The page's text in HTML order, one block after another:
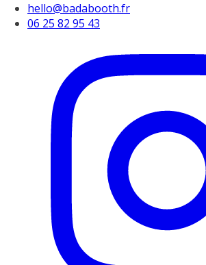
hello@badabooth.fr
06 25 82 95 43